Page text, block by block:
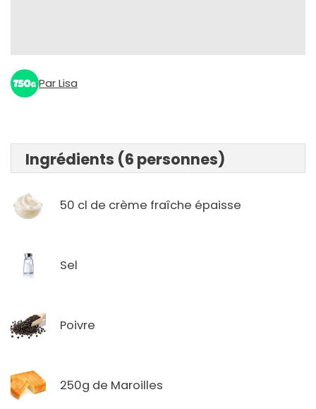
Par Lisa
Ingrédients (6 personnes)
50 cl de crème fraîche épaisse
Sel
Poivre
250g de Maroilles